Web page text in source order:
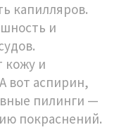
капилляров.
и
.
кожу и
вот аспирин,
пилинги —
покраснений.